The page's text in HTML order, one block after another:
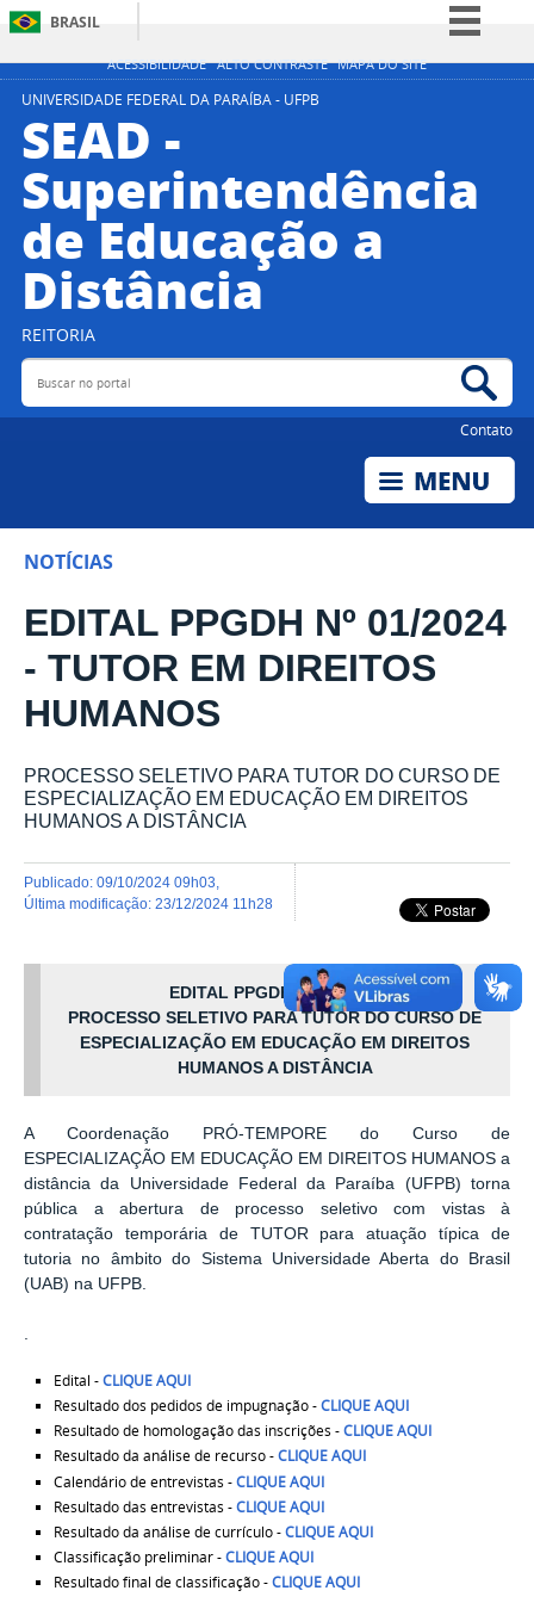
ACESSIBILIDADE ALTO CONTRASTE MAPA DO SITE
BRASIL
Simplifique!
Acesso à informação
Legislação
Canais
UNIVERSIDADE FEDERAL DA PARAÍBA - UFPB
SEAD -
Superintendência
de Educação a
Distância
REITORIA
Buscar no portal
Contato
NOTÍCIAS
EDITAL PPGDH Nº 01/2024
- TUTOR EM DIREITOS
HUMANOS
PROCESSO SELETIVO PARA TUTOR DO CURSO DE
ESPECIALIZAÇÃO EM EDUCAÇÃO EM DIREITOS
HUMANOS A DISTÂNCIA
publicado: 09/10/2024 09h03
última modificação: 23/12/2024 11h28
EDITAL PPGDHNº01/2024
PROCESSO SELETIVO PARA TUTOR DO CURSO DE
ESPECIALIZAÇÃO EM EDUCAÇÃO EM DIREITOS
HUMANOS A DISTÂNCIA
A Coordenação PRÓ-TEMPORE do Curso de
ESPECIALIZAÇÃO EM EDUCAÇÃO EM DIREITOS HUMANOS a
distância da Universidade Federal da Paraíba (UFPB) torna
pública a abertura de processo seletivo com vistas à
contratação temporária de TUTOR para atuação típica de
tutoria no âmbito do Sistema Universidade Aberta do Brasil
(UAB) na UFPB.
Edital -CLIQUE AQUI
Resultado dos pedidos de impugnação -CLIQUE AQUI
Resultado de homologação das inscrições -CLIQUE AQUI
Resultado da análise de recurso -CLIQUE AQUI
Calendário de entrevistas -CLIQUE AQUI
Resultado das entrevistas -CLIQUE AQUI
Resultado da análise de currículo -CLIQUE AQUI
Classificação preliminar -CLIQUE AQUI
Resultado final de classificação -CLIQUE AQUI